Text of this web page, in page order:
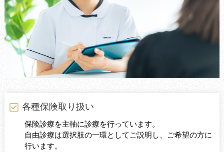
各種保険取り扱い
保険診療を主軸に診療を行っています。
自由診療は選択肢の一環としてご説明し、ご希望の方に
行います。